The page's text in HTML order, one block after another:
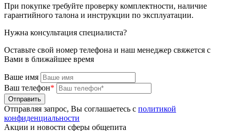
При покупке требуйте проверку комплектности, наличие
гарантийного талона и инструкции по эксплуатации.
Нужна консультация специалиста?
Оставьте свой номер телефона и наш менеджер свяжется с
Вами в ближайшее время
Ваше имя
Ваш телефон*
Отправляя запрос, Вы соглашаетесь с политикой
конфиденциальности
Акции и новости сферы общепита